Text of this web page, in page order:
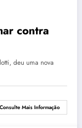
contra
deu uma nova
Consulte Mais Informação